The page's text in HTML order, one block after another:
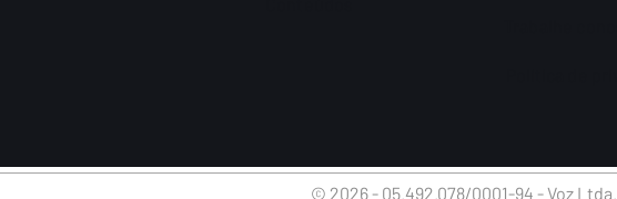
© 2026 - 05.492.078/0001-94 - Voz Ltda.